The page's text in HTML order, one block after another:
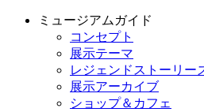
ミュージアムガイド
コンセプト
展示テーマ
レジェンドストーリー
展示アーカイブ
ショップ＆カフェ